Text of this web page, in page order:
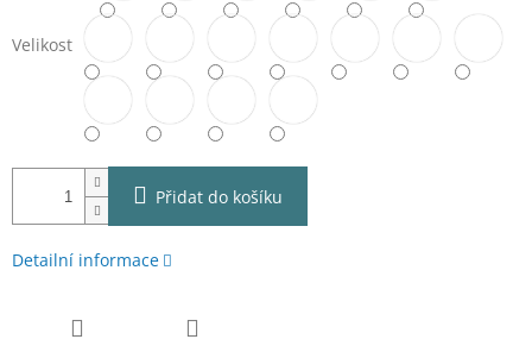
Velikost
Přidat do košíku
Detailní informace